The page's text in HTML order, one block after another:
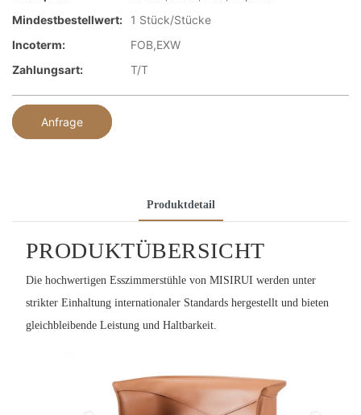
Mindestbestellwert:
1 Stück/Stücke
Incoterm:
FOB,EXW
Zahlungsart:
T/T
Anfrage
Produktdetail
PRODUKTÜBERSICHT
Die hochwertigen Esszimmerstühle von MISIRUI werden unter
strikter Einhaltung internationaler Standards hergestellt und bieten
gleichbleibende Leistung und Haltbarkeit.